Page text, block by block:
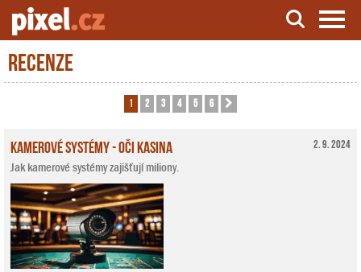
Server o natáčení a zpracování videa
Recenze
1 2 3 4 5 6
2. 9. 2024
Kamerové systémy - oči kasina
Jak kamerové systémy zajišťují miliony.